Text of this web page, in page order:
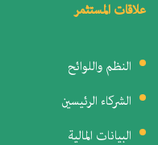
علاقات المستثمر
النظم واللوائح
الشركاء الرئيسين
البيانات المالية